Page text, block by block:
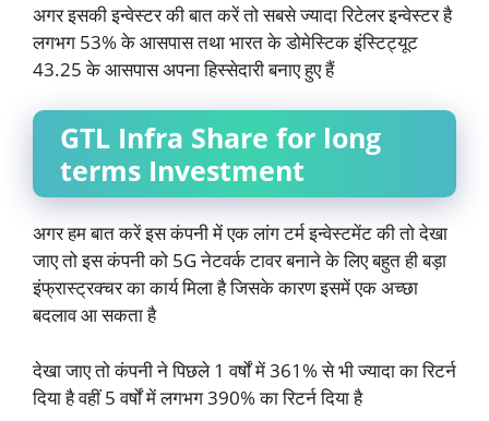
अगर इसकी इन्वेस्टर की बात करें तो सबसे ज्यादा रिटेलर इन्वेस्टर है
लगभग 53% के आसपास तथा भारत के डोमेस्टिक इंस्टिट्यूट
43.25 के आसपास अपना हिस्सेदारी बनाए हुए हैं
GTL Infra Share for long
terms Investment
अगर हम बात करें इस कंपनी में एक लांग टर्म इन्वेस्टमेंट की तो देखा
जाए तो इस कंपनी को 5G नेटवर्क टावर बनाने के लिए बहुत ही बड़ा
इंफ्रास्ट्रक्चर का कार्य मिला है जिसके कारण इसमें एक अच्छा
बदलाव आ सकता है
देखा जाए तो कंपनी ने पिछले 1 वर्षों में 361% से भी ज्यादा का रिटर्न
दिया है वहीं 5 वर्षों में लगभग 390% का रिटर्न दिया है